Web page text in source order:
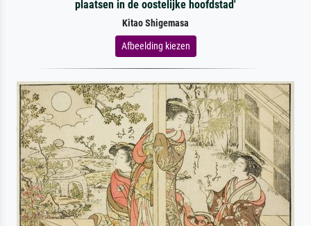
plaatsen in de oostelijke hoofdstad'
Kitao Shigemasa
Afbeelding kiezen